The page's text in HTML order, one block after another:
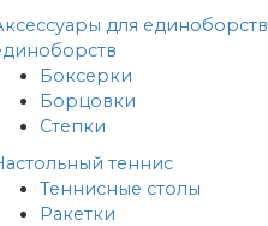
для единоборств
Боксерки
Борцовки
Степки
теннис
Теннисные столы
Ракетки